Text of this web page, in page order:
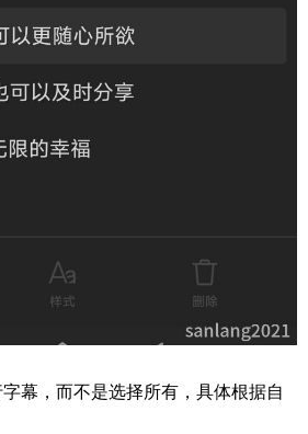
幕，而不是选择所有，具体根据自